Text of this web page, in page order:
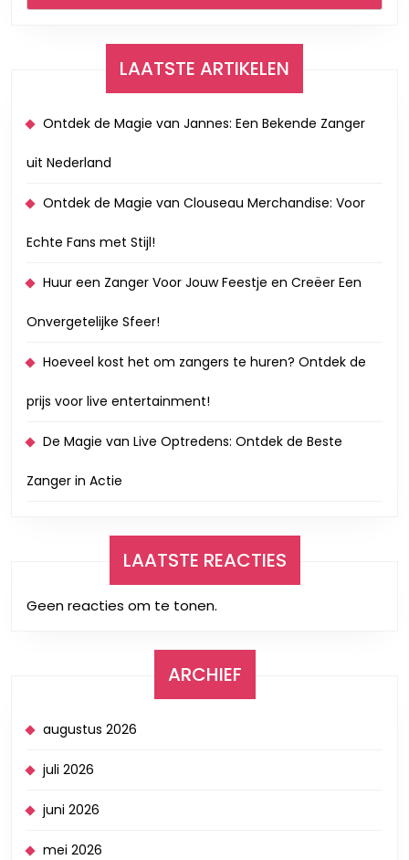
LAATSTE ARTIKELEN
Ontdek de Magie van Jannes: Een Bekende Zanger
uit Nederland
Ontdek de Magie van Clouseau Merchandise: Voor
Echte Fans met Stijl!
Huur een Zanger Voor Jouw Feestje en Creëer Een
Onvergetelijke Sfeer!
Hoeveel kost het om zangers te huren? Ontdek de
prijs voor live entertainment!
De Magie van Live Optredens: Ontdek de Beste
Zanger in Actie
LAATSTE REACTIES
Geen reacties om te tonen.
ARCHIEF
augustus 2026
juli 2026
juni 2026
mei 2026